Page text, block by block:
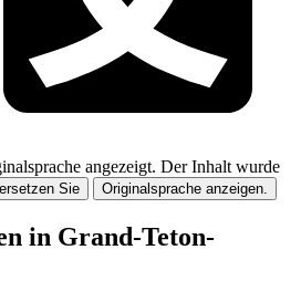
angezeigt. Der Inhalt wurde
Sie Originalsprache anzeigen.
in Grand-Teton-